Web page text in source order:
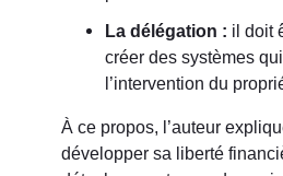
La délégation : il doit
créer des systèmes
l’intervention du
À ce propos, l’auteur
développer sa liberté